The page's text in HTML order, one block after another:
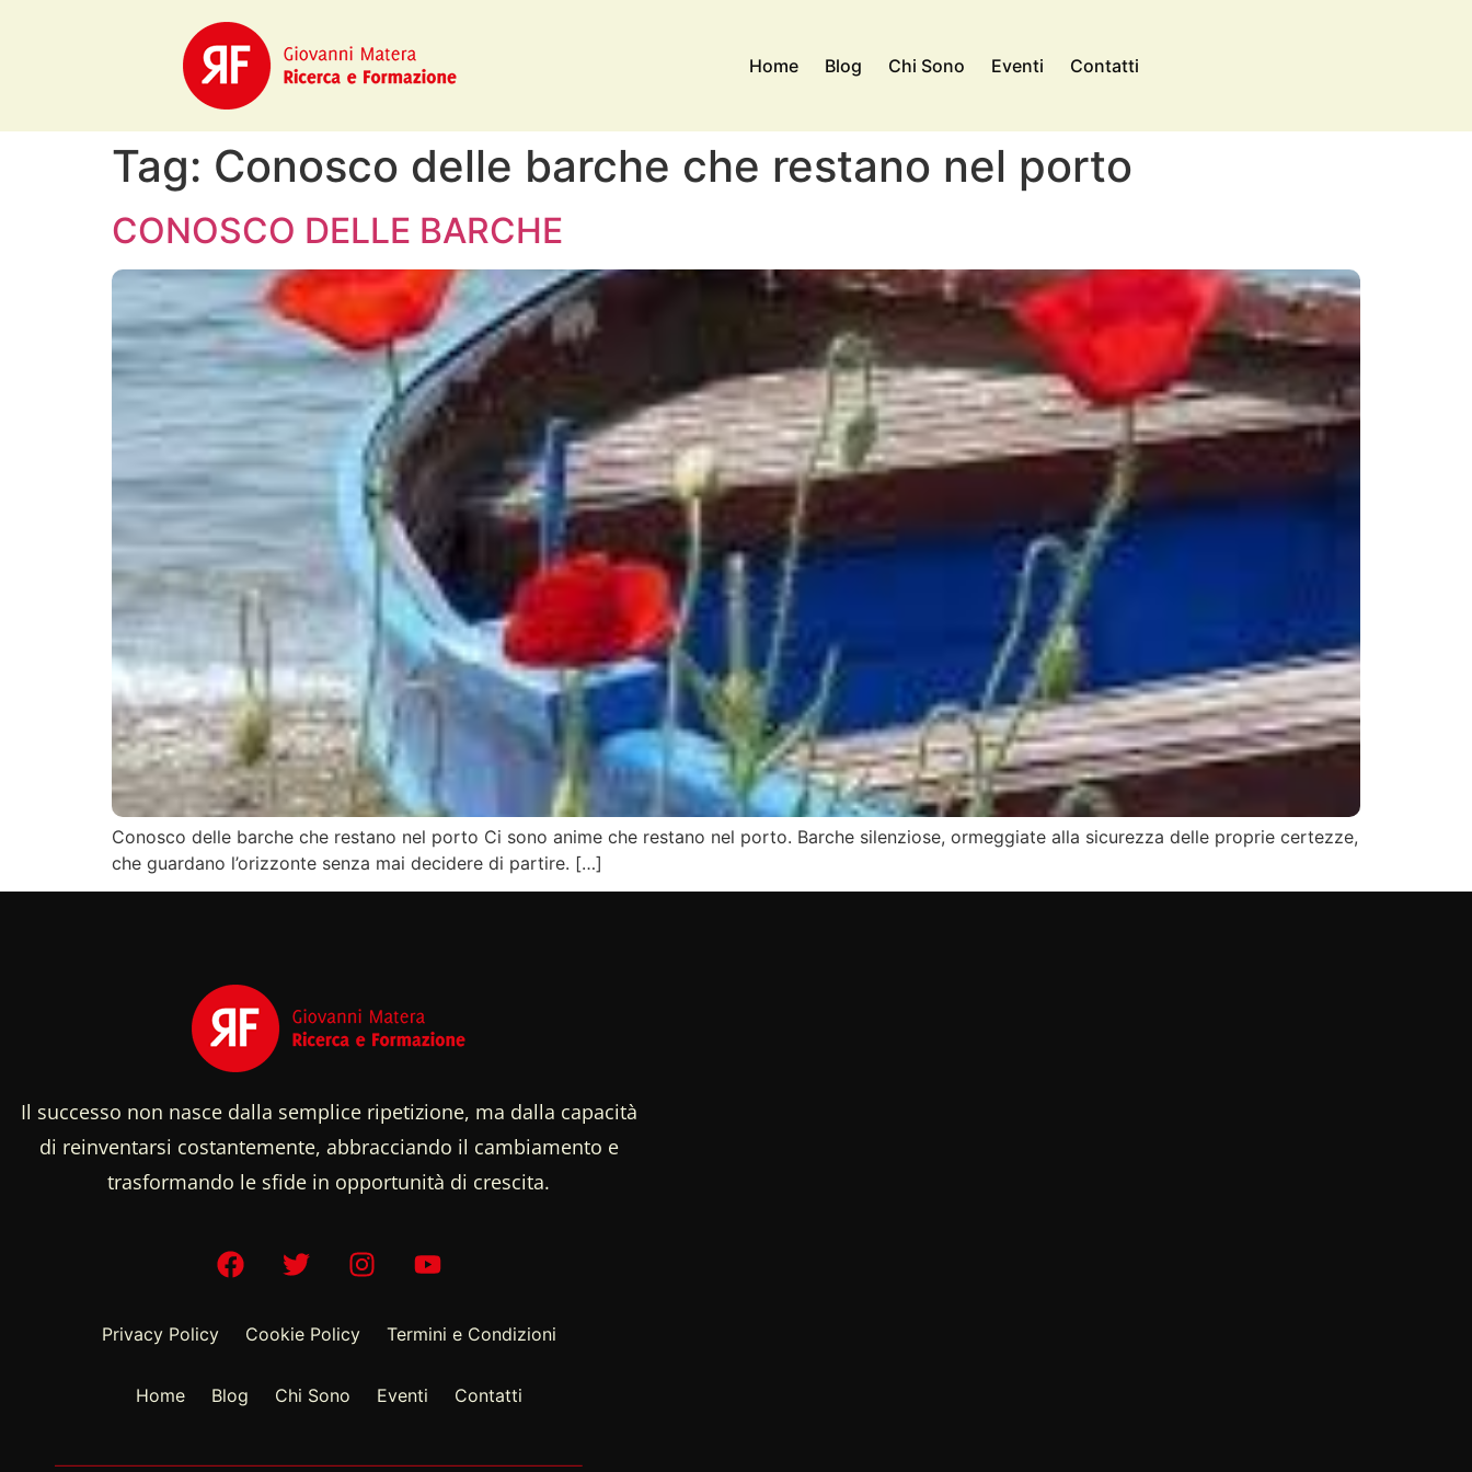
Home Blog Chi Sono Eventi Contatti
Tag: Conosco delle barche che restano nel porto
CONOSCO DELLE BARCHE
Conosco delle barche che restano nel porto Ci sono anime che restano nel porto. Barche silenziose, ormeggiate alla sicurezza delle proprie certezze,
che guardano l’orizzonte senza mai decidere di partire. […]
Il successo non nasce dalla semplice ripetizione, ma dalla capacità
di reinventarsi costantemente, abbracciando il cambiamento e
trasformando le sfide in opportunità di crescita.
Privacy Policy Cookie Policy Termini e Condizioni
Home Blog Chi Sono Eventi Contatti